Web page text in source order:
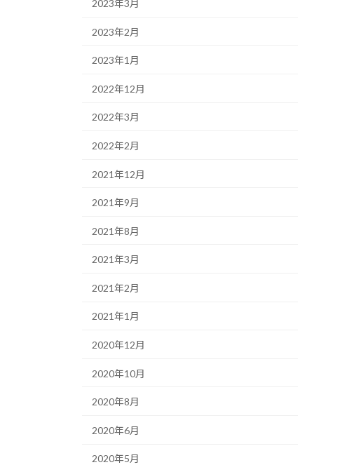
2023年3月
2023年2月
2023年1月
2022年12月
2022年3月
2022年2月
2021年12月
2021年9月
2021年8月
2021年3月
2021年2月
2021年1月
2020年12月
2020年10月
2020年8月
2020年6月
2020年5月